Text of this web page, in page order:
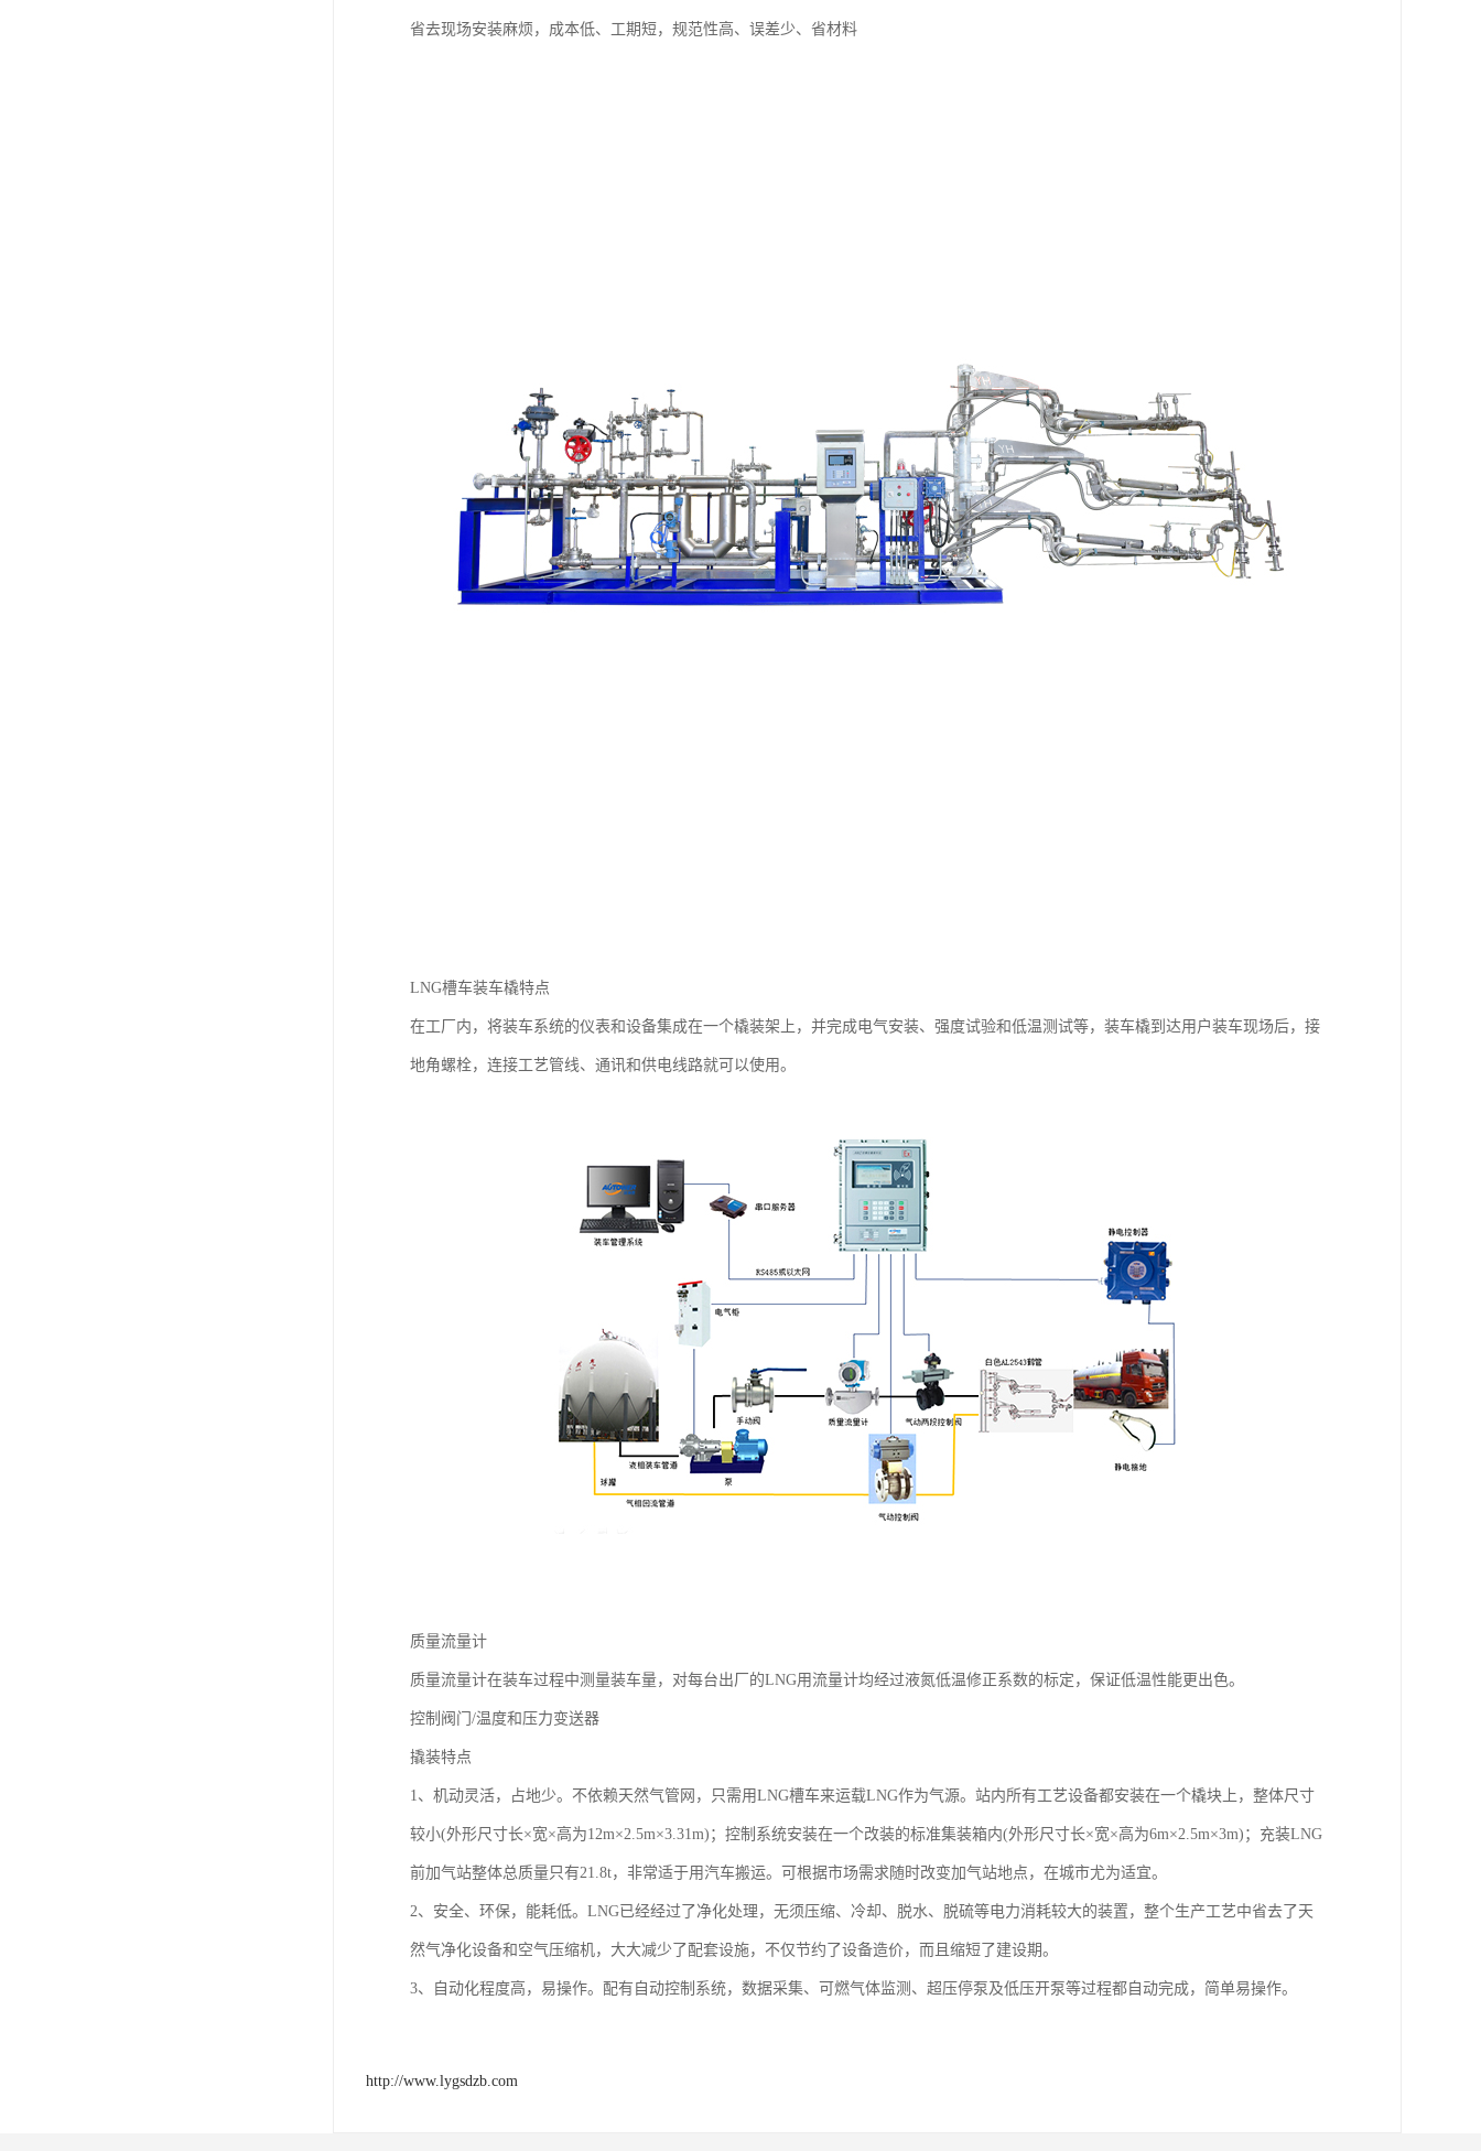
省去现场安装麻烦，成本低、工期短，规范性高、误差少、省材料
LNG槽车装车橇特点
在工厂内，将装车系统的仪表和设备集成在一个橇装架上，并完成电气安装、强度试验和低温测试等，装车橇到达用户装车现场后，接
地角螺栓，连接工艺管线、通讯和供电线路就可以使用。
质量流量计
质量流量计在装车过程中测量装车量，对每台出厂的LNG用流量计均经过液氮低温修正系数的标定，保证低温性能更出色。
控制阀门/温度和压力变送器
撬装特点
1、机动灵活，占地少。不依赖天然气管网，只需用LNG槽车来运载LNG作为气源。站内所有工艺设备都安装在一个橇块上，整体尺寸
较小(外形尺寸长×宽×高为12m×2.5m×3.31m)；控制系统安装在一个改装的标准集装箱内(外形尺寸长×宽×高为6m×2.5m×3m)；充装LNG
前加气站整体总质量只有21.8t，非常适于用汽车搬运。可根据市场需求随时改变加气站地点，在城市尤为适宜。
2、安全、环保，能耗低。LNG已经经过了净化处理，无须压缩、冷却、脱水、脱硫等电力消耗较大的装置，整个生产工艺中省去了天
然气净化设备和空气压缩机，大大减少了配套设施，不仅节约了设备造价，而且缩短了建设期。
3、自动化程度高，易操作。配有自动控制系统，数据采集、可燃气体监测、超压停泵及低压开泵等过程都自动完成，简单易操作。
http://www.lygsdzb.com